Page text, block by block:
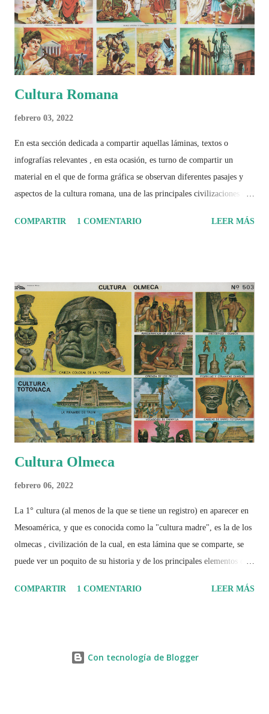
páginas de análisis, ilustraciones originales y ...
Cultura Romana
febrero 03, 2022
En esta sección dedicada a compartir aquellas láminas, textos o
infografías relevantes , en esta ocasión, es turno de compartir un
material en el que de forma gráfica se observan diferentes pasajes y
aspectos de la cultura romana, una de las principales civilizaciones que
COMPARTIR
1 COMENTARIO LEER MÁS
Cultura Olmeca
febrero 06, 2022
La 1° cultura (al menos de la que se tiene un registro) en aparecer en
Mesoamérica, y que es conocida como la "cultura madre", es la de los
olmecas , civilización de la cual, en esta lámina que se comparte, se
puede ver un poquito de su historia y de los principales elementos que
COMPARTIR
1 COMENTARIO LEER MÁS
Con tecnología de Blogger